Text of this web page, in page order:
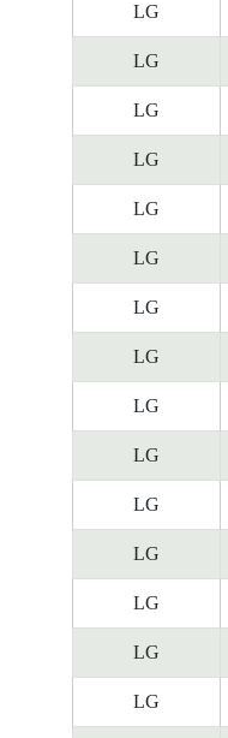
LG
LG
LG
LG
LG
LG
LG
LG
LG
LG
LG
LG
LG
LG
LG